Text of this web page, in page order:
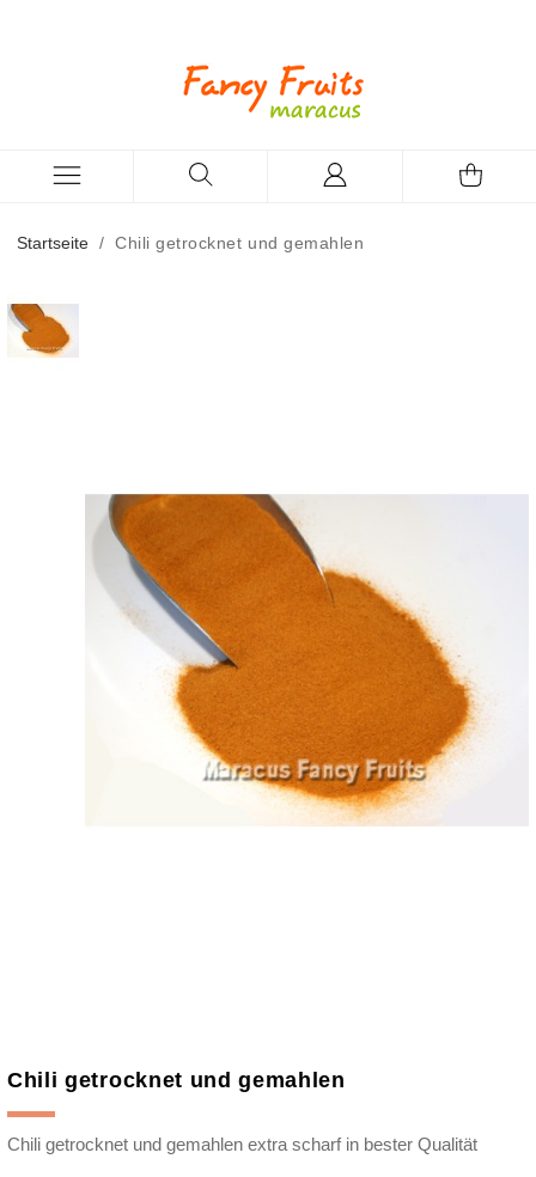
Startseite / Chili getrocknet und gemahlen
Chili getrocknet und gemahlen
Chili getrocknet und gemahlen extra scharf in bester Qualität